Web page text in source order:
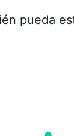
pueda